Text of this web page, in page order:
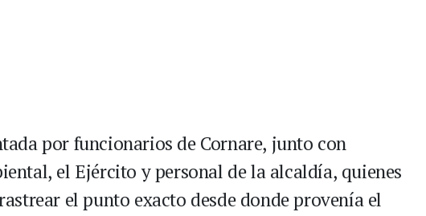
por funcionarios de Cornare, junto con
el Ejército y personal de la alcaldía, quienes
el punto exacto desde donde provenía el